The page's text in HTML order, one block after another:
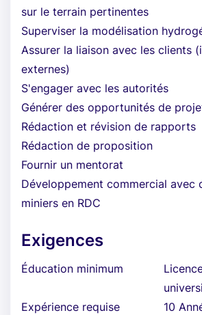
sur le terrain pertinentes
Superviser la modélisation
Assurer la liaison avec les clients
externes)
S'engager avec les autorités
Générer des opportunités de
Rédaction et révision de rapports
Rédaction de proposition
Fournir un mentorat
Développement commercial avec
miniers en RDC
Exigences
Éducation minimum
Expérience requise
10